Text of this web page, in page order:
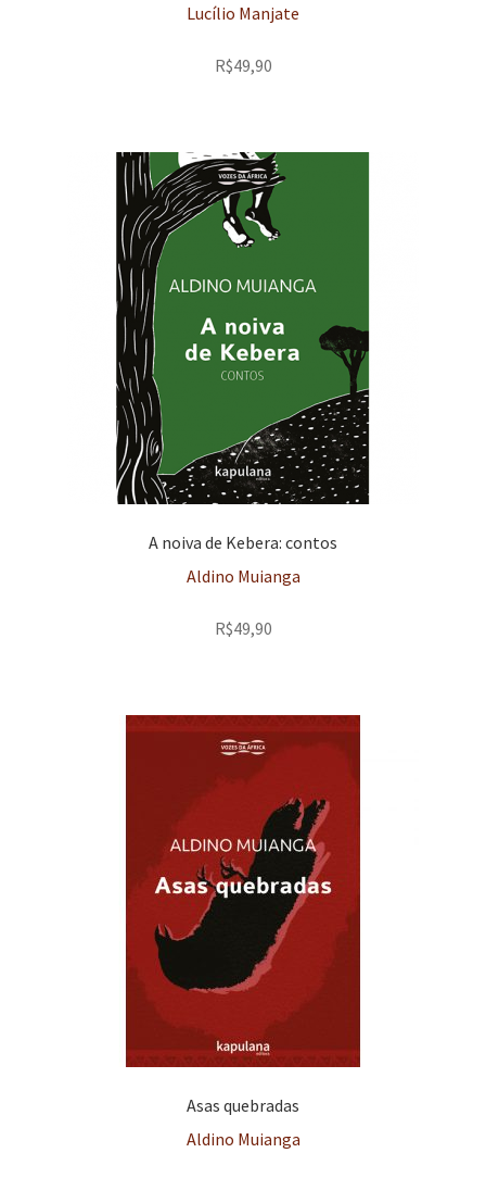
Lucílio Manjate
R$49,90
A noiva de Kebera: contos
Aldino Muianga
R$49,90
Asas quebradas
Aldino Muianga